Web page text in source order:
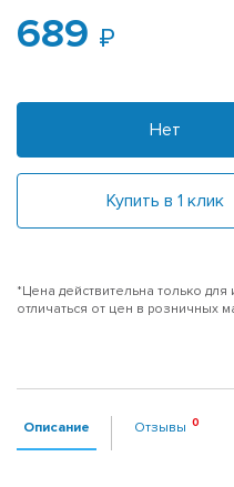
689
Нет
Купить в 1 клик
*Цена действительна только
отличаться от цен в розничных
Описание Отзывы